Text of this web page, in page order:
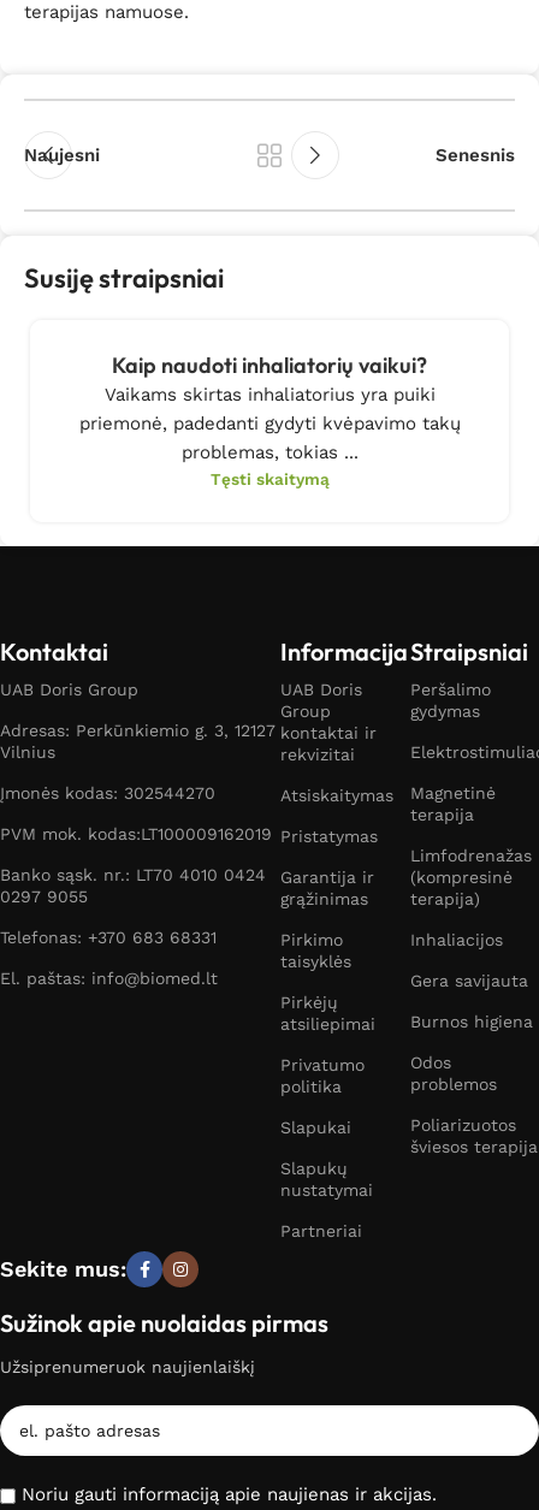
terapijas namuose.
Naujesni Senesnis
Susiję straipsniai
Kaip naudoti inhaliatorių vaikui?
Vaikams skirtas inhaliatorius yra puiki
priemonė, padedanti gydyti kvėpavimo takų
problemas, tokias ...
Tęsti skaitymą
Kontaktai
UAB Doris Group
Adresas: Perkūnkiemio g. 3, 12127
Vilnius
Įmonės kodas: 302544270
PVM mok. kodas:LT100009162019
Banko sąsk. nr.: LT70 4010 0424
0297 9055
Telefonas: +370 683 68331
El. paštas: info@biomed.lt
Informacija
UAB Doris
Group
kontaktai ir
rekvizitai
Atsiskaitymas
Pristatymas
Garantija ir
grąžinimas
Pirkimo
taisyklės
Pirkėjų
atsiliepimai
Privatumo
politika
Slapukai
Slapukų
nustatymai
Partneriai
Straipsniai
Peršalimo
gydymas
Magnetinė
terapija
Limfodrenažas
(kompresinė
terapija)
Inhaliacijos
Gera savijauta
Burnos higiena
Odos
problemos
Poliarizuotos
šviesos terapija
Sekite mus:
Sužinok apie nuolaidas pirmas
Užsiprenumeruok naujienlaiškį
Noriu gauti informaciją apie naujienas ir akcijas.